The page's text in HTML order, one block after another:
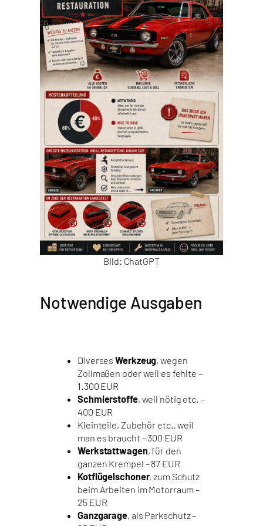
Bild: ChatGPT
Notwendige Ausgaben
DiversesWerkzeug, wegen
Zollmaßen oder weil es fehlte –
1.300 EUR
Schmierstoffe, weil nötig etc. –
400 EUR
Kleinteile, Zubehör etc., weil
man es braucht – 300 EUR
Werkstattwagen, für den
ganzen Krempel – 87 EUR
Kotflügelschoner, zum Schutz
beim Arbeiten im Motorraum –
25 EUR
Ganzgarage, als Parkschutz –